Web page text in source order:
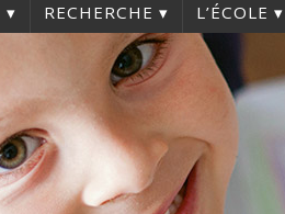
RECHERCHE L’ÉCOLE